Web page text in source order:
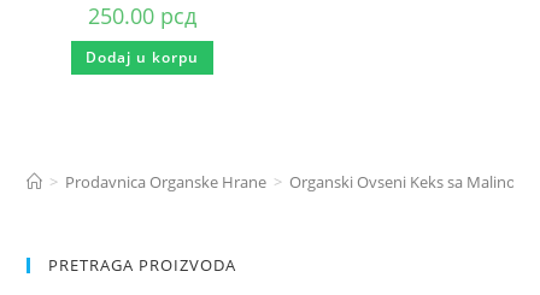
250.00 рсд
Dodaj u korpu
> Prodavnica Organske Hrane > Organski Ovseni Keks sa Malinom
PRETRAGA PROIZVODA